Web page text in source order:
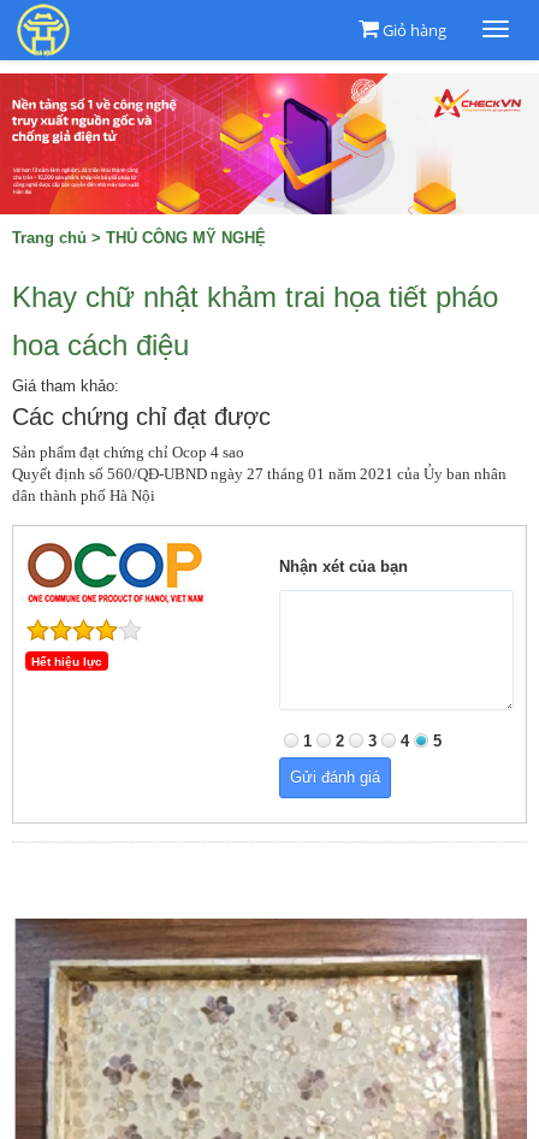
Giỏ hàng
Trang chủ > THỦ CÔNG MỸ NGHỆ
Khay chữ nhật khảm trai họa tiết pháo
hoa cách điệu
Giá tham khảo:
Các chứng chỉ đạt được
Sản phẩm đạt chứng chỉ Ocop 4 sao
Quyết định số 560/QĐ-UBND ngày 27 tháng 01 năm 2021 của Ủy ban nhân
dân thành phố Hà Nội
Hết hiệu lực
Nhận xét của bạn
1 2 3 4 5